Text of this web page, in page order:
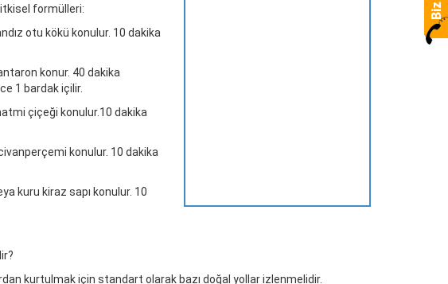
formülleri:
otu kökü konulur. 10 dakika
konur. 40 dakika
1 bardak içilir.
çiçeği konulur.10 dakika
konulur. 10 dakika
kuru kiraz sapı konulur. 10
kurtulmak için standart olarak bazı doğal yollar izlenmelidir.